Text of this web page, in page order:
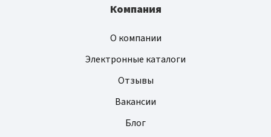
Компания
О компании
Электронные каталоги
Отзывы
Вакансии
Блог